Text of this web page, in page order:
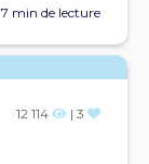
7 min de lecture
12 114 | 3